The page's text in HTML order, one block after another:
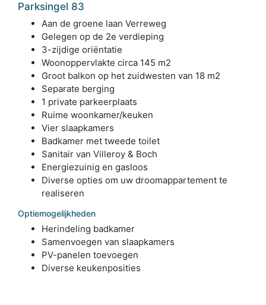
Parksingel 83
Aan de groene laan Verreweg
Gelegen op de 2e verdieping
3-zijdige oriëntatie
Woonoppervlakte circa 145 m2
Groot balkon op het zuidwesten van 18 m2
Separate berging
1 private parkeerplaats
Ruime woonkamer/keuken
Vier slaapkamers
Badkamer met tweede toilet
Sanitair van Villeroy & Boch
Energiezuinig en gasloos
Diverse opties om uw droomappartement te
realiseren
Optiemogelijkheden
Herindeling badkamer
Samenvoegen van slaapkamers
PV-panelen toevoegen
Diverse keukenposities